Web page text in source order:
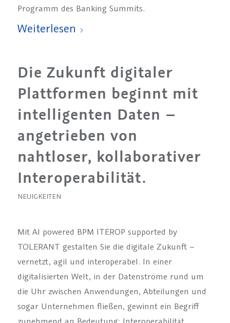
Programm des Banking Summits.
Weiterlesen
Die Zukunft digitaler
Plattformen beginnt mit
intelligenten Daten –
angetrieben von
nahtloser, kollaborativer
Interoperabilität.
NEUIGKEITEN
Mit AI powered BPM ITEROP supported by
TOLERANT gestalten Sie die digitale Zukunft –
vernetzt, agil und interoperabel. In einer
digitalisierten Welt, in der Datenströme rund um
die Uhr zwischen Anwendungen, Abteilungen und
sogar Unternehmen fließen, gewinnt ein Begriff